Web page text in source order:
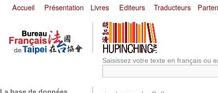
Accueil Présentation Livres Editeurs Traducteurs
Saisissez votre texte en français ou